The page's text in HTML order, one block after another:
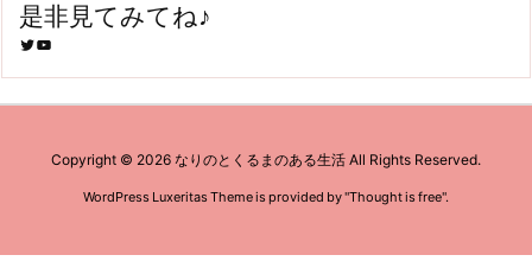
是非見てみてね♪
Twitter YouTube
Copyright © 2026 なりのとくるまのある生活 All Rights Reserved.
WordPress Luxeritas Theme is provided by "Thought is free".